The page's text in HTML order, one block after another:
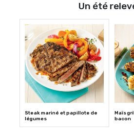
Un été
Steak mariné et papillote de
légumes
Maïs
bacon